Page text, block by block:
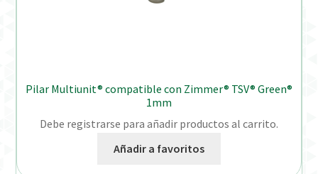
Pilar Multiunit® compatible con Zimmer® TSV® Green®
1mm
Debe registrarse para añadir productos al carrito.
Añadir a favoritos